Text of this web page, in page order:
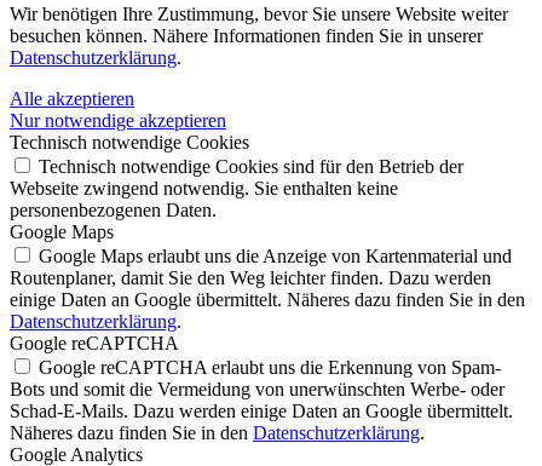
Wir benötigen Ihre Zustimmung, bevor Sie unsere Website weiter
besuchen können. Nähere Informationen finden Sie in unserer
Datenschutzerklärung.
Alle akzeptieren
Nur notwendige akzeptieren
Technisch notwendige Cookies
Technisch notwendige Cookies sind für den Betrieb der
Webseite zwingend notwendig. Sie enthalten keine
personenbezogenen Daten.
Google Maps
Google Maps erlaubt uns die Anzeige von Kartenmaterial und
Routenplaner, damit Sie den Weg leichter finden. Dazu werden
einige Daten an Google übermittelt. Näheres dazu finden Sie in den
Datenschutzerklärung.
Google reCAPTCHA
Google reCAPTCHA erlaubt uns die Erkennung von Spam-
Bots und somit die Vermeidung von unerwünschten Werbe- oder
Schad-E-Mails. Dazu werden einige Daten an Google übermittelt.
Näheres dazu finden Sie in den Datenschutzerklärung.
Google Analytics